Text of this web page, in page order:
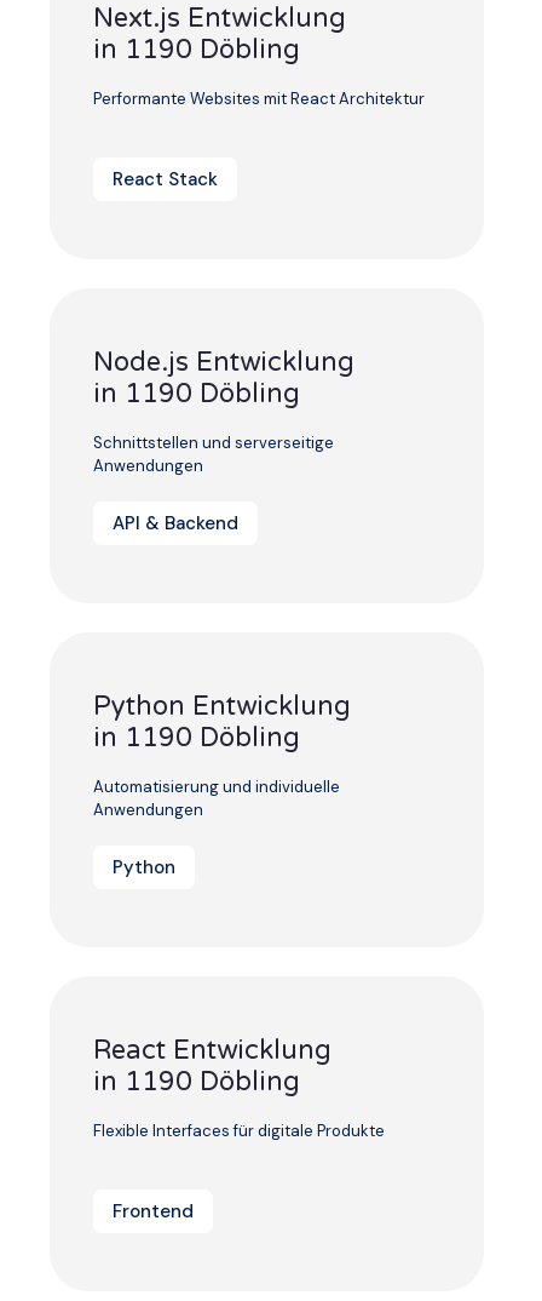
Next.js Entwicklung
in 1190 Döbling
Performante Websites mit React Architektur
React Stack
Node.js Entwicklung
in 1190 Döbling
Schnittstellen und serverseitige
Anwendungen
API & Backend
Python Entwicklung
in 1190 Döbling
Automatisierung und individuelle
Anwendungen
Python
React Entwicklung
in 1190 Döbling
Flexible Interfaces für digitale Produkte
Frontend